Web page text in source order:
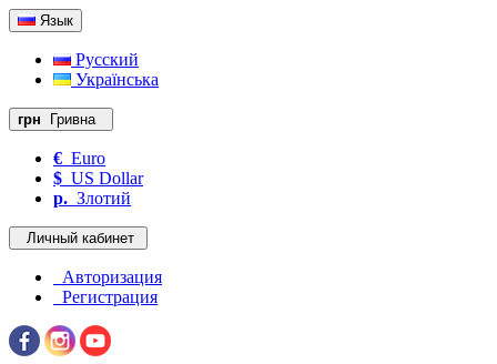
Язык
Русский
Українська
грн Гривна
€ Euro
$ US Dollar
р. Злотий
Личный кабинет
Авторизация
Регистрация